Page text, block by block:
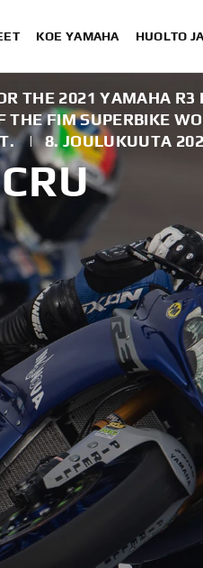
KOE YAMAHA HUOLTO
THE 2021 YAMAHA R3
THE FIM SUPERBIKE
| 8. JOULUKUUTA